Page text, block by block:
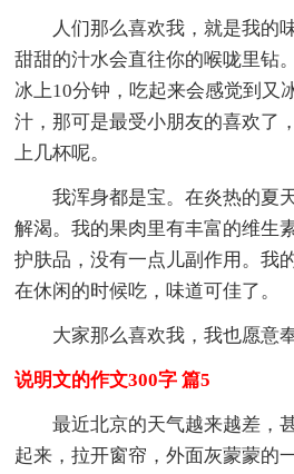
人们那么喜欢我，就是我的味
甜甜的汁水会直往你的喉咙里钻
冰上10分钟，吃起来会感觉到又
汁，那可是最受小朋友的喜欢了
上几杯呢。
我浑身都是宝。在炎热的夏
解渴。我的果肉里有丰富的维生
护肤品，没有一点儿副作用。我
在休闲的时候吃，味道可佳了。
大家那么喜欢我，我也愿意奉
说明文的作文300字 篇5
最近北京的天气越来越差，
起来，拉开窗帘，外面灰蒙蒙的